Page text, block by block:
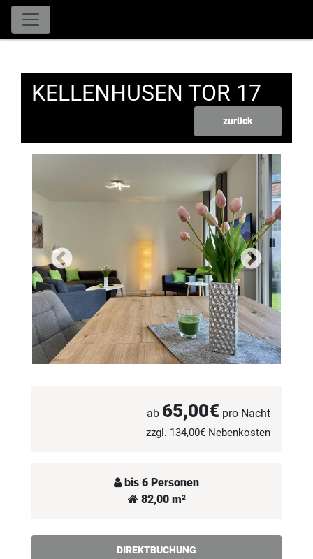
KELLENHUSEN TOR 17
zurück
ab 65,00€ pro Nacht
zzgl. 134,00€ Nebenkosten
bis 6 Personen
82,00 m²
DIREKTBUCHUNG